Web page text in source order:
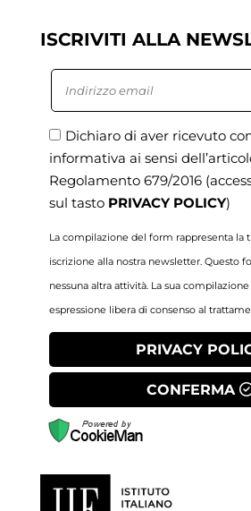
ISCRIVITI ALLA
Dichiaro di aver ricevuto
informativa ai sensi
Regolamento 679/2016
sul tasto PRIVACY POLICY)
La compilazione del form rappresenta la
iscrizione alla nostra newsletter. Questo
nessuna altra attività. La sua
espressione libera di consenso al
PRIVACY
CONFERMA